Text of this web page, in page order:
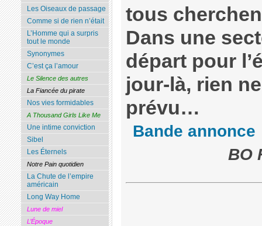
tous
Dans une
départ pour
jour-là, rien
prévu…
Bande annonce
BO
Les Oiseaux de passage
Comme si de rien n’était
L’Homme qui a surpris
tout le monde
Synonymes
C’est ça l’amour
Le Silence des autres
La Fiancée du pirate
Nos vies formidables
A Thousand Girls Like Me
Une intime conviction
Sibel
Les Éternels
Notre Pain quotidien
La Chute de l’empire
américain
Long Way Home
Lune de miel
L’Époque